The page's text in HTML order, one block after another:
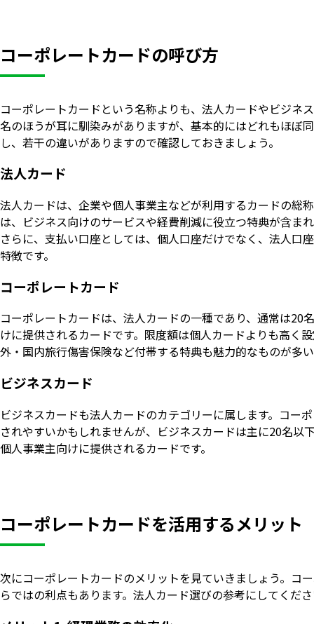
コーポレートカードの呼び方
コーポレートカードという名称よりも、法人カードやビジネ
名のほうが耳に馴染みがありますが、基本的にはどれもほぼ
し、若干の違いがありますので確認しておきましょう。
法人カード
法人カードは、企業や個人事業主などが利用するカードの総
は、ビジネス向けのサービスや経費削減に役立つ特典が含ま
さらに、支払い口座としては、個人口座だけでなく、法人口
特徴です。
コーポレートカード
コーポレートカードは、法人カードの一種であり、通常は20
けに提供されるカードです。限度額は個人カードよりも高く
外・国内旅行傷害保険など付帯する特典も魅力的なものが多
ビジネスカード
ビジネスカードも法人カードのカテゴリーに属します。コー
されやすいかもしれませんが、ビジネスカードは主に20名以
個人事業主向けに提供されるカードです。
コーポレートカードを活用するメリット
次にコーポレートカードのメリットを見ていきましょう。コ
らではの利点もあります。法人カード選びの参考にしてくだ